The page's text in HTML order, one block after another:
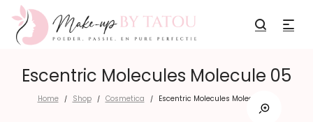
Escentric Molecules Molecule 05
Home / Shop / Cosmetica / Escentric Molecules Molecule 05